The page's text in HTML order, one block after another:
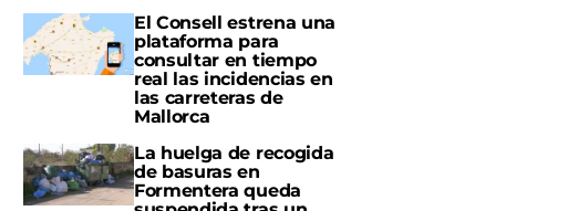
El Consell estrena una
plataforma para
consultar en tiempo
real las incidencias en
las carreteras de
Mallorca
La huelga de recogida
de basuras en
Formentera queda